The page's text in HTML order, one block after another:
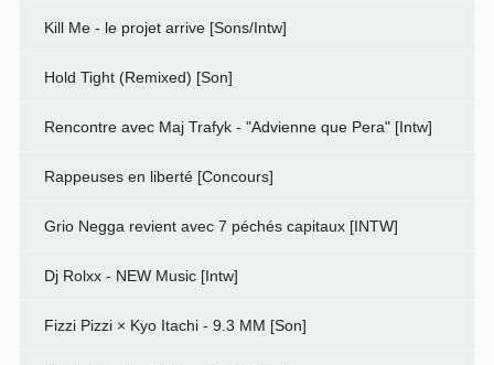
Kill Me - le projet arrive [Sons/Intw]
Hold Tight (Remixed) [Son]
Rencontre avec Maj Trafyk - "Advienne que Pera" [Intw]
Rappeuses en liberté [Concours]
Grio Negga revient avec 7 péchés capitaux [INTW]
Dj Rolxx - NEW Music [Intw]
Fizzi Pizzi × Kyo Itachi - 9.3 MM [Son]